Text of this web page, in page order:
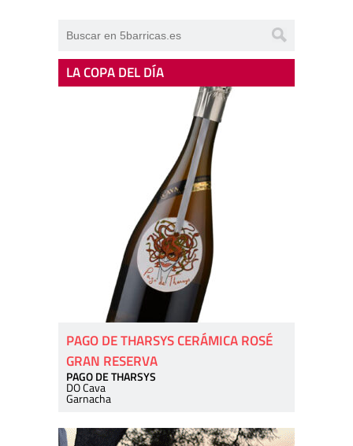
LA COPA DEL DÍA
PAGO DE THARSYS CERÁMICA ROSÉ
GRAN RESERVA
PAGO DE THARSYS
DO Cava
Garnacha